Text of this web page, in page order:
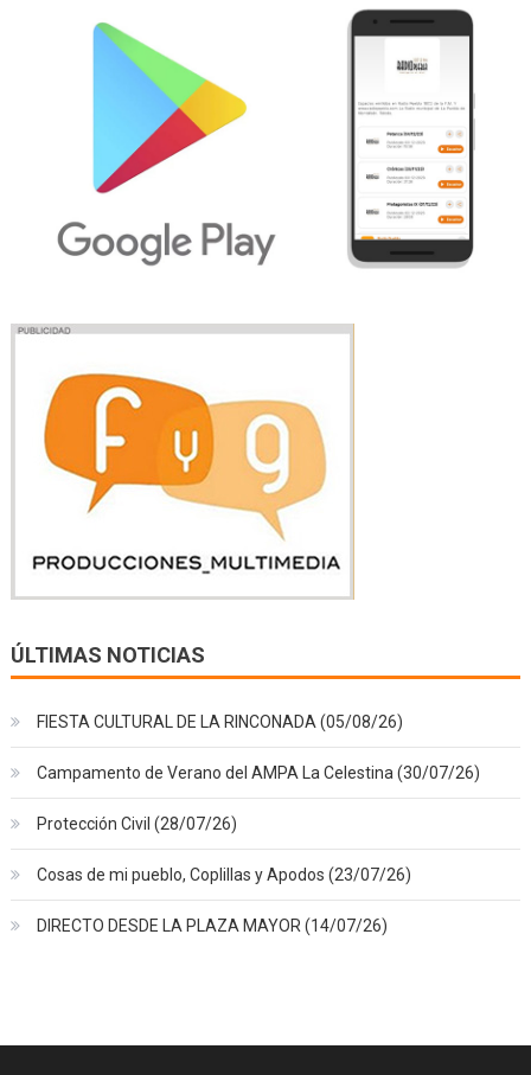
ÚLTIMAS NOTICIAS
FIESTA CULTURAL DE LA RINCONADA (05/08/26)
Campamento de Verano del AMPA La Celestina (30/07/26)
Protección Civil (28/07/26)
Cosas de mi pueblo, Coplillas y Apodos (23/07/26)
DIRECTO DESDE LA PLAZA MAYOR (14/07/26)